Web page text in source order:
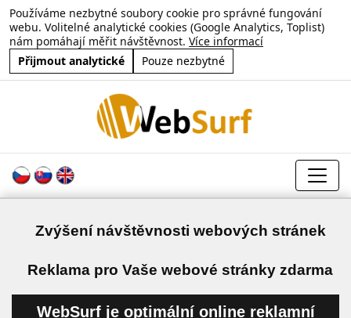
Používáme nezbytné soubory cookie pro správné fungování
webu. Volitelné analytické cookies (Google Analytics, Toplist)
nám pomáhají měřit návštěvnost. Více informací
Přijmout analytické
Pouze nezbytné
Zvýšení návštěvnosti webových stránek
Reklama pro Vaše webové stránky zdarma
WebSurf je optimální online reklamní